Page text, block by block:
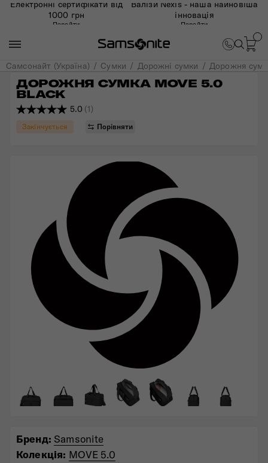
Електронні сертифікати від
1000 грн
Перейти
Валізи Nexis - наша найновіша
інновація
Перейти
Самсонайт (Україна) Сумки Дорожні сумки Дорожня
Бренд: Samsonite
Колекція: MOVE 5.0
Закінчується Порівняти
ДОРОЖНЯ СУМКА MOVE 5.0
BLACK
5.0 (1)